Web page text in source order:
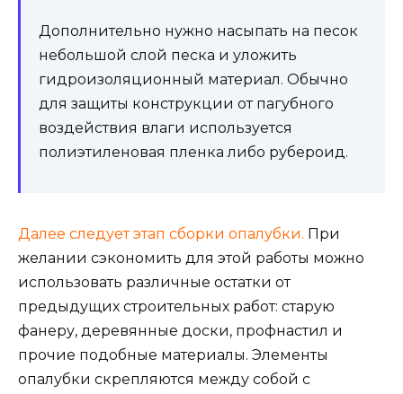
Дополнительно нужно насыпать на песок
небольшой слой песка и уложить
гидроизоляционный материал. Обычно
для защиты конструкции от пагубного
воздействия влаги используется
полиэтиленовая пленка либо рубероид.
Далее следует этап сборки опалубки. При
желании сэкономить для этой работы можно
использовать различные остатки от
предыдущих строительных работ: старую
фанеру, деревянные доски, профнастил и
прочие подобные материалы. Элементы
опалубки скрепляются между собой с